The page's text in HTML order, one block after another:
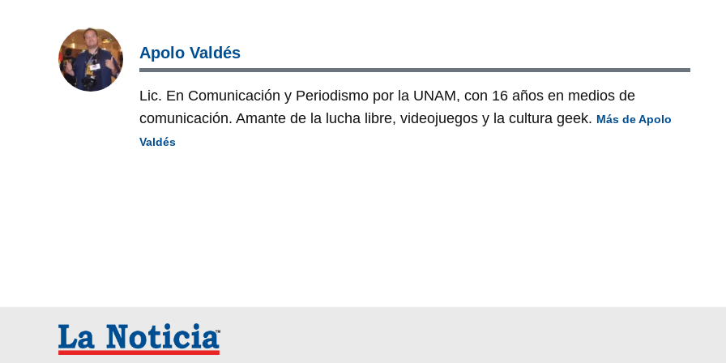
Apolo Valdés
Lic. En Comunicación y Periodismo por la UNAM, con 16 años en medios de
comunicación. Amante de la lucha libre, videojuegos y la cultura geek. Más de Apolo
Valdés